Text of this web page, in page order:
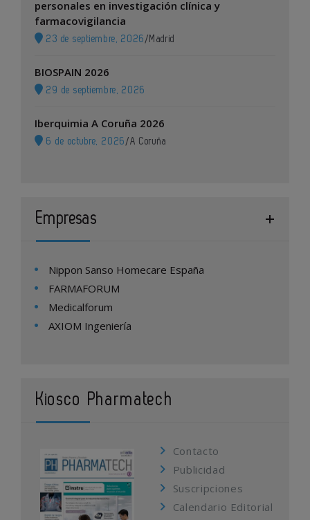
personales en investigación clínica y
farmacovigilancia
23 de septiembre, 2026 / Madrid
BIOSPAIN 2026
29 de septiembre, 2026
Iberquimia A Coruña 2026
6 de octubre, 2026 /A Coruña
Empresas
Nippon Sanso Homecare España
FARMAFORUM
Medicalforum
AXIOM Ingeniería
Kiosco Pharmatech
Contacto
Publicidad
Suscripciones
Calendario Editorial